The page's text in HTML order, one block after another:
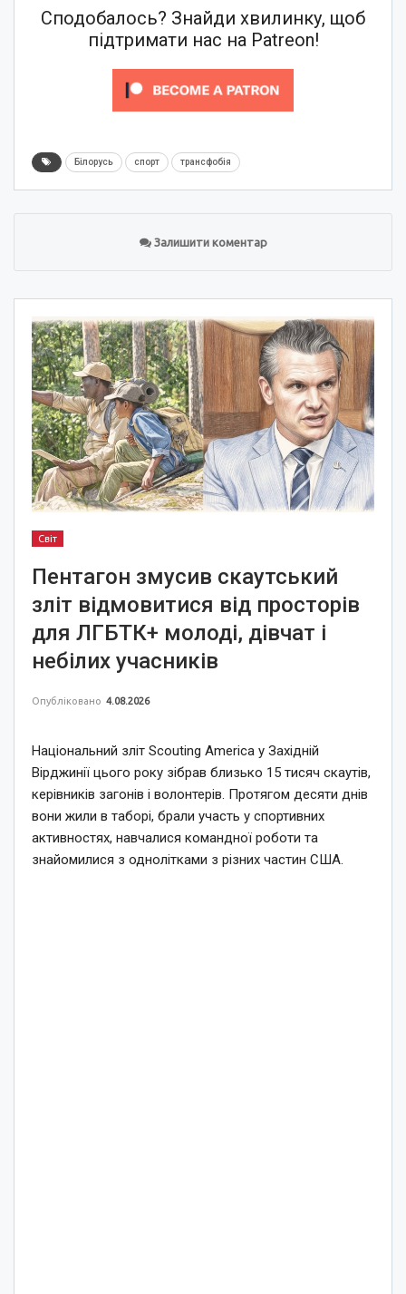
Сподобалось? Знайди хвилинку, щоб
підтримати нас на Patreon!
Білорусь спорт трансфобія
Залишити коментар
Світ
Пентагон змусив скаутський
зліт відмовитися від просторів
для ЛГБТК+ молоді, дівчат і
небілих учасників
Опубліковано 4.08.2026
Національний зліт Scouting America у Західній
Вірджинії цього року зібрав близько 15 тисяч скаутів,
керівників загонів і волонтерів. Протягом десяти днів
вони жили в таборі, брали участь у спортивних
активностях, навчалися командної роботи та
знайомилися з однолітками з різних частин США.